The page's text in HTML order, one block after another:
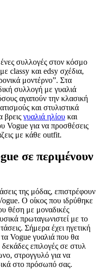
συλλογές στον κόσμο
classy και edsy σχέδια,
μοντέρνο”. Στα
συλλογή με γυαλιά
αγαπούν την κλασική
και στυλιστικά
βρεις γυαλιά ηλίου και
Vogue για να προσθέσεις
με κάθε outfit.
σε περιμένουν
της μόδας, επιστρέφουν
O οίκος που ιδρύθηκε
θέση με μοναδικές
πρωταγωνιστεί με το
Σήμερα έχει ηγετική
Vogue γυαλιά που θα
επιλογές σε στυλ
στρογγυλό για να
στο πρόσωπό σας.